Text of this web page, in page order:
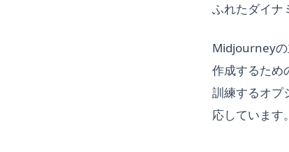
ふれたダイナ
Midjourneyの
作成するため
訓練するオプ
応しています。